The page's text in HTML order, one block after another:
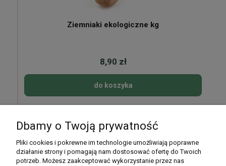
Ziemniaki ekologiczne kg
8,90 zł
do koszyka
Moje konto
Dbamy o Twoją prywatność
Pliki cookies i pokrewne im technologie umożliwiają poprawne
działanie strony i pomagają nam dostosować ofertę do Twoich
potrzeb. Możesz zaakceptować wykorzystanie przez nas